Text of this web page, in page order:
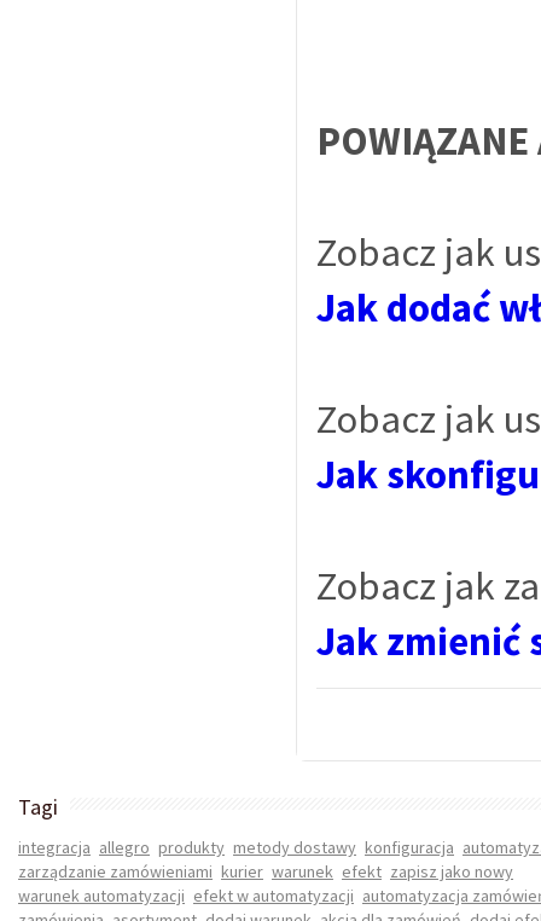
POWIĄZANE
Zobacz jak
Jak dodać
Zobacz jak
Jak
Zobacz jak
Jak zmienić
Tagi
integracja allegro produkty metody dostawy konfiguracja
zarządzanie zamówieniami kurier warunek efekt zapisz jako nowy
warunek automatyzacji efekt w automatyzacji automatyzacja